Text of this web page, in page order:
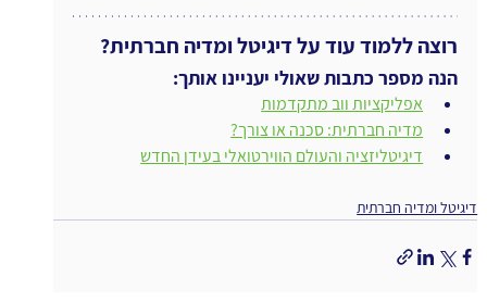
רוצה ללמוד עוד על דיגיטל ומדיה חברתית?
הנה מספר כתבות שאולי יעניינו אותך:
אפליקציות ווב מתקדמות
מדיה חברתית: סכנה או צורך?
דיגיטליזציה והעולם הווירטואלי בעידן החדש
דיגיטל ומדיה חברתית